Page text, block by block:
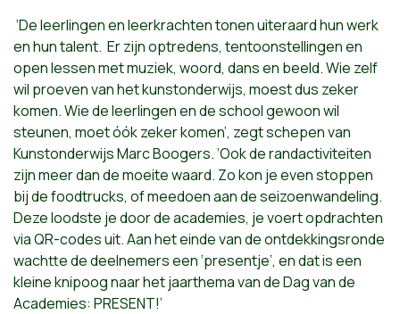
‘De leerlingen en leerkrachten tonen uiteraard hun werk
en hun talent. Er zijnoptredens, tentoonstellingen en
open lessen met muziek, woord, dans en beeld. Wie zelf
wil proeven van het kunstonderwijs, moest dus zeker
komen. Wie de leerlingen en de school gewoon wil
steunen, moet óók zeker komen’, zegt schepen van
Kunstonderwijs Marc Boogers. ‘Ook de randactiviteiten
zijn meer dan de moeite waard. Zo kon je even stoppen
bij de foodtrucks, of meedoen aan de seizoenwandeling.
Deze loodste je door de academies, je voert opdrachten
via QR-codes uit. Aan het einde van de ontdekkingsronde
wachtte de deelnemers een ‘presentje’, en dat is een
kleine knipoog naar het jaarthema van de Dag van de
Academies: PRESENT!’